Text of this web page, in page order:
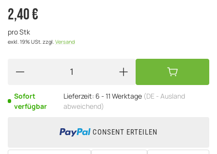
2,40 €
pro Stk
exkl. 19% USt. zzgl. Versand
Sofort
verfügbar
Lieferzeit: 6 - 11 Werktage (DE - Ausland
abweichend)
CONSENT ERTEILEN